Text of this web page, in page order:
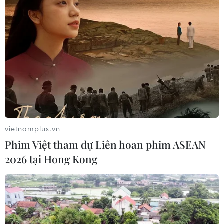
21/07/2026 22:44
Lưu học sinh Việt Nam tại Thái Lan
về nguồn theo dấu chân Bác Hồ
Xem thêm
CƠ QUAN CHỦ QUẢN: THÔNG TẤN XÃ VIỆT NAM
Tổng Biên tập: TRẦN TIẾN DUẨN
vietnamplus.vn
Phim Việt tham dự Liên hoan phim ASEAN
2026 tại Hong Kong